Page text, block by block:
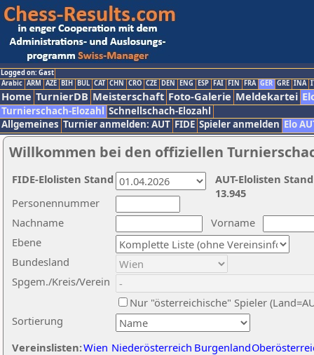
Logged on: Gast
Arabic ARM AZE BIH BUL CAT CHN CRO CZE DEN ENG ESP FAI FIN FRA GER GRE INA
Home TurnierDB Meisterschaft Foto-Galerie Meldekartei
Turnierschach-Elozahl Schnellschach-Elozahl
Allgemeines Turnier anmelden: AUT FIDE Spieler anmelden Elo
Willkommen bei den offiziellen
Nachname
Vorname
Ebene
Sortierung
Personennummer
Bundesland
Spgem./Kreis/Verein
Nur "österreichische" Spieler
Vereinslisten:Wien Niederösterreich Burgenland
AUT-Elolisten
13.945
FIDE-Elolisten Stand